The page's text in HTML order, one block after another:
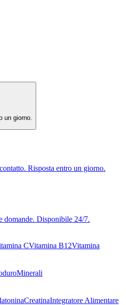
un giorno.
Risposta entro un giorno.
domande. Disponibile 24/7.
CVitamina B12Vitamina
Minerali
CreatinaIntegratore Alimentare